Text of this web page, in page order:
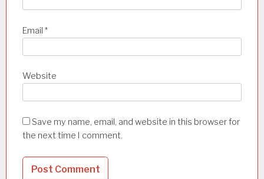
Email *
Website
Save my name, email, and website in this browser for
the next time I comment.